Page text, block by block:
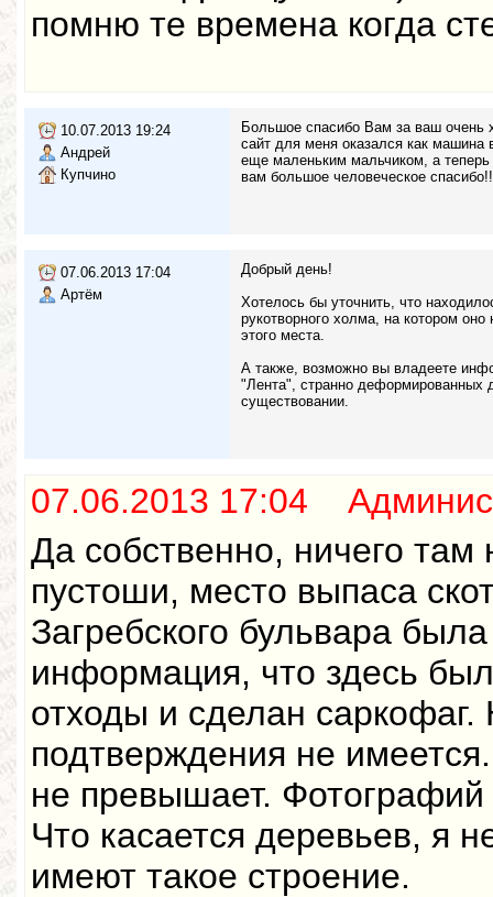
помню те времена когда
10.07.2013 19:24
Андрей
Купчино
Большое спасибо Вам за ваш
сайт для меня оказался как
еще маленьким мальчиком, а
вам большое человеческое
07.06.2013 17:04
Артём
Добрый день!
Хотелось бы уточнить, что
рукотворного холма, на котором
этого места.
А также, возможно вы владеете
"Лента", странно деформированных
существовании.
07.06.2013 17:04
Да собственно, ничего
пустоши, место выпаса
Загребского бульвара
информация, что здесь
отходы и сделан саркофаг.
подтверждения не
не превышает.
Что касается деревьев, я
имеют такое строение.